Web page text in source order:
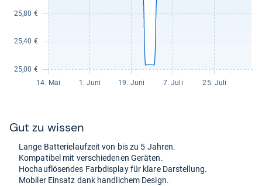
Gut zu wis­sen
Lange Bat­te­ri­e­lauf­zeit von bis zu 5 Jah­ren.
Kom­pa­ti­bel mit ver­schie­de­nen Gerä­ten.
Hoch­auf­lö­sen­des Farb­dis­play für klare Dar­stel­lung.
Mobi­ler Ein­satz dank hand­li­chem Design.